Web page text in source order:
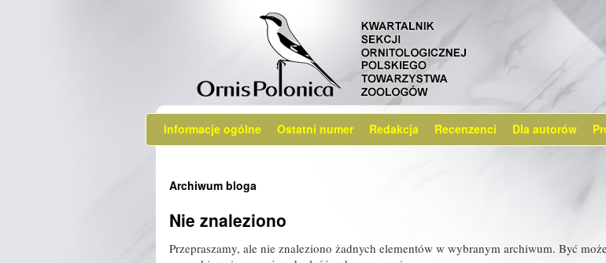
Informacje ogólne Ostatni numer Redakcja Recenzenci Dla autorów
Archiwum bloga
Nie znaleziono
Przepraszamy, ale nie znaleziono żadnych elementów w wybranym archiwum. Być